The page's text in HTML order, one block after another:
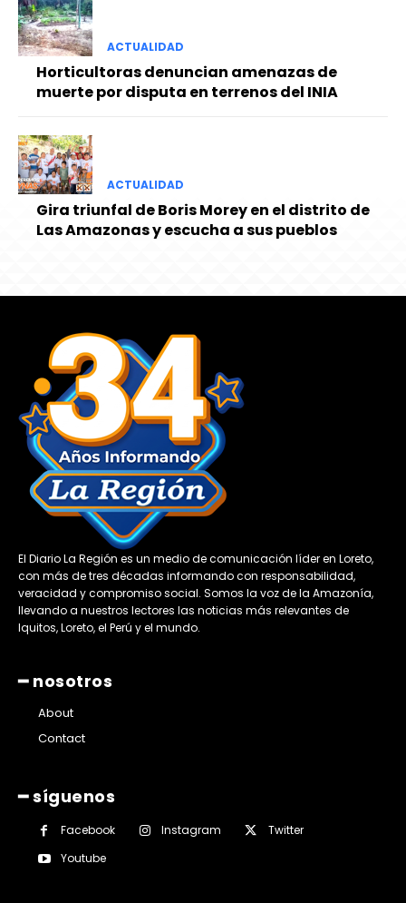
ACTUALIDAD
Horticultoras denuncian amenazas de
muerte por disputa en terrenos del INIA
ACTUALIDAD
Gira triunfal de Boris Morey en el distrito de
Las Amazonas y escucha a sus pueblos
El Diario La Región es un medio de comunicación líder en Loreto,
con más de tres décadas informando con responsabilidad,
veracidad y compromiso social. Somos la voz de la Amazonía,
llevando a nuestros lectores las noticias más relevantes de
Iquitos, Loreto, el Perú y el mundo.
━ nosotros
About
Contact
━ síguenos
Facebook Instagram
Twitter
Youtube